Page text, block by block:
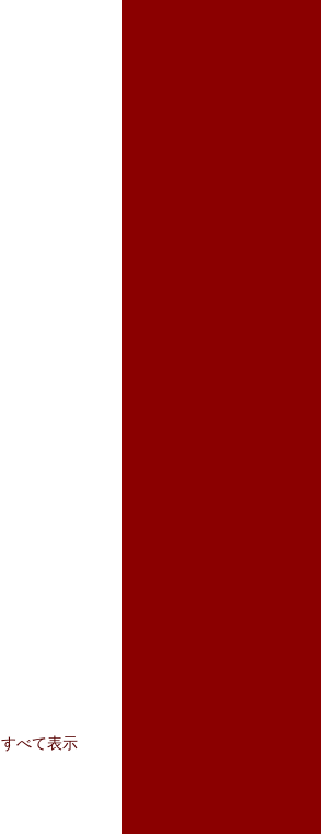
すべて表示